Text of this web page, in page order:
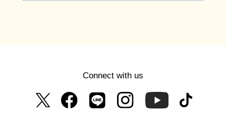
Connect with us